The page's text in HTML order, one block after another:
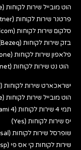
הוט מובייל שירות לקוחות (Hot Mobile)
פרטנר שירות לקוחות (Partner)
סלקום שירות לקוחות (Cellcom)
בזק שירות לקוחות (Bezeq)
פלאפון שירות לקוחות (Pelephone)
הוט נט שירות לקוחות (Hot net)
ישראכארט שירות לקוחות (Isracard)
הוט מובייל שירות לקוחות (Hot mobile)
תמי 4 שירות לקוחות (Tami 4)
יס שירות לקוחות (Yes)
שופרסל שירות לקוחות (Shufersal)
שירות לקוחות קי אס פי (ksp)